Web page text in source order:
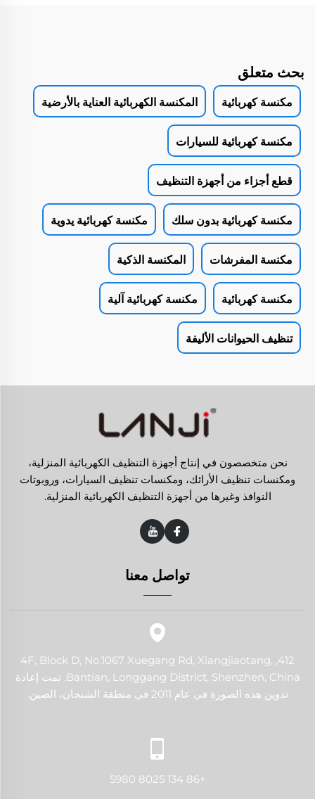
بحث متعلق
مكنسة كهربائية المكنسة الكهربائية العناية بالأرضية
مكنسة كهربائية للسيارات
قطع أجزاء من أجهزة التنظيف
مكنسة كهربائية بدون سلك مكنسة كهربائية يدوية
مكنسة المفرشات المكنسة الذكية
مكنسة كهربائية مكنسة كهربائية آلية
تنظيف الحيوانات الأليفة
نحن متخصصون في إنتاج أجهزة التنظيف الكهربائية المنزلية،
ومكنسات تنظيف الأرائك، ومكنسات تنظيف السيارات، وروبوتات
النوافذ وغيرها من أجهزة التنظيف الكهربائية المنزلية.
تواصل معنا
412, 4F, Block D, No.1067 Xuegang Rd, Xiangjiaotang,
Bantian, Longgang District, Shenzhen, China. تمت إعادة
تدوين هذه الصورة في عام 2011 في منطقة الشنجان، الصين.
+86 134 8025 5980